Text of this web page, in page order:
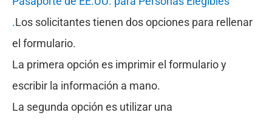
.Los solicitantes tienen dos opciones para rellenar
el formulario.
La primera opción es imprimir el formulario y
escribir la información a mano.
La segunda opción es utilizar una